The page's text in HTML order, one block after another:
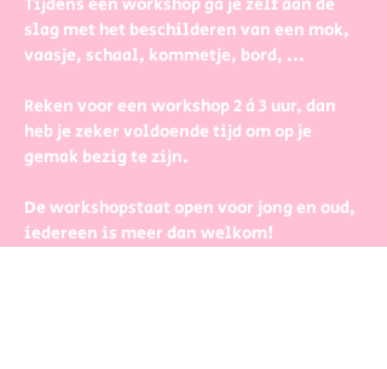
Tijdens een workshop ga je zelf aan de
slag met het beschilderen van een mok,
vaasje, schaal, kommetje, bord, ...
Reken voor een workshop 2 à 3 uur, dan
heb je zeker voldoende tijd om op je
gemak bezig te zijn.
De workshopstaat open voor jong en oud,
iedereen is meer dan welkom!